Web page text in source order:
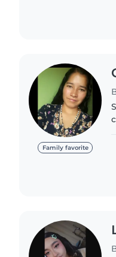
Family favorite